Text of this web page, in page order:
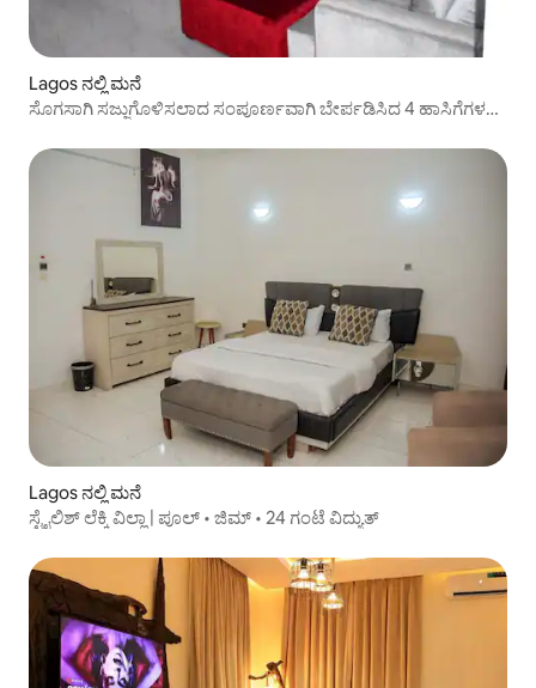
Lagos ನಲ್ಲಿ ಮನೆ
ಸೊಗಸಾಗಿ ಸಜ್ಜುಗೊಳಿಸಲಾದ ಸಂಪೂರ್ಣವಾಗಿ ಬೇರ್ಪಡಿಸಿದ 4 ಹಾಸಿಗೆಗಳ
Lagos ನಲ್ಲಿ ಮನೆ
ಸ್ಟೈಲಿಶ್ ಲೆಕ್ಕಿ ವಿಲ್ಲಾ | ಪೂಲ್ • ಜಿಮ್ • 24 ಗಂಟೆ ವಿದ್ಯುತ್